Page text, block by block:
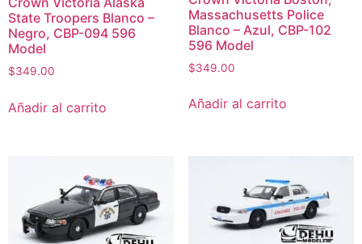
State Troopers Blanco –
Negro, CBP-094 596
Model
$349.00
Añadir al carrito
Massachusetts Police
Blanco – Azul, CBP-102
596 Model
$349.00
Añadir al carrito